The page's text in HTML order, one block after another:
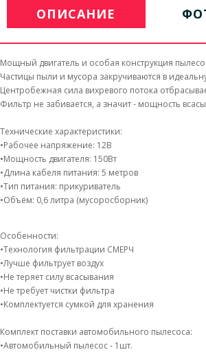
ОПИСАНИЕ
Мощный двигатель и особая конструкция
Частицы пыли и мусора закручиваются в
Центробежная сила вихревого потока
Фильтр не забивается, а значит - мощность
Технические характеристики:
•Рабочее напряжение: 12В
•Мощность двигателя: 150Вт
•Длина кабеля питания: 5 метров
•Тип питания: прикуриватель
•Объём: 0,6 литра (мусоросборник)
Особенности:
•Технология фильтрации СМЕРЧ
•Лучше фильтрует воздух
•Не теряет силу всасывания
•Не требует чистки фильтра
•Комплектуется сумкой для хранения
Комплект поставки автомобильного пылесоса:
•Автомобильный пылесос - 1шт.